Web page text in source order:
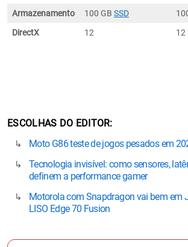
Armazenamento 100 GB SSD
DirectX
12 12
ESCOLHAS DO EDITOR
Moto G86 teste de jogos pesados em
Tecnologia invisível: como sensores,
definem a performance gamer
Motorola com Snapdragon vai bem em
LISO Edge 70 Fusion